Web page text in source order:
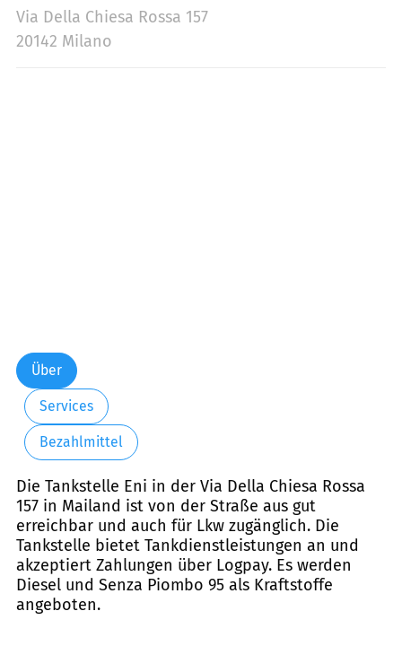
Via Della Chiesa Rossa 157
20142 Milano
Über
Services
Bezahlmittel
Die Tankstelle Eni in der Via Della Chiesa Rossa
157 in Mailand ist von der Straße aus gut
erreichbar und auch für Lkw zugänglich. Die
Tankstelle bietet Tankdienstleistungen an und
akzeptiert Zahlungen über Logpay. Es werden
Diesel und Senza Piombo 95 als Kraftstoffe
angeboten.